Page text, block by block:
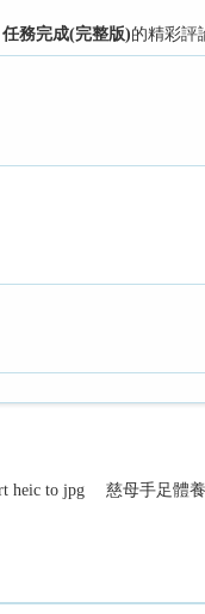
務完成(完整版)的精彩評
heic to jpg 慈母手足體